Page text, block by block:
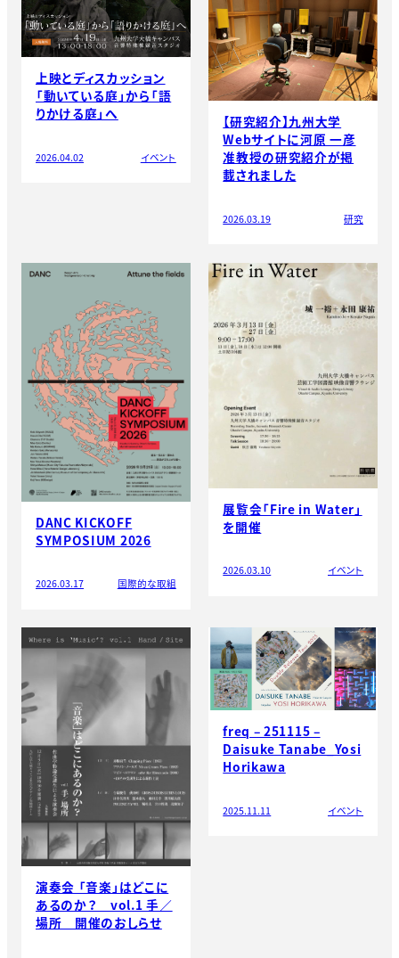
上映とディスカッション
「動いている庭」から「語
りかける庭」へ
2026.04.02 イベント
【研究紹介】九州大学
Webサイトに河原 一彦
准教授の研究紹介が掲
載されました
2026.03.19 研究
DANC KICKOFF
SYMPOSIUM 2026
2026.03.17 国際的な取組
展覧会「Fire in Water」
を開催
2026.03.10 イベント
演奏会 「音楽」はどこに
あるのか？ vol.1 手／
場所 開催のおしらせ
freq – 251115 –
Daisuke Tanabe_Yosi
Horikawa
2025.11.11 イベント